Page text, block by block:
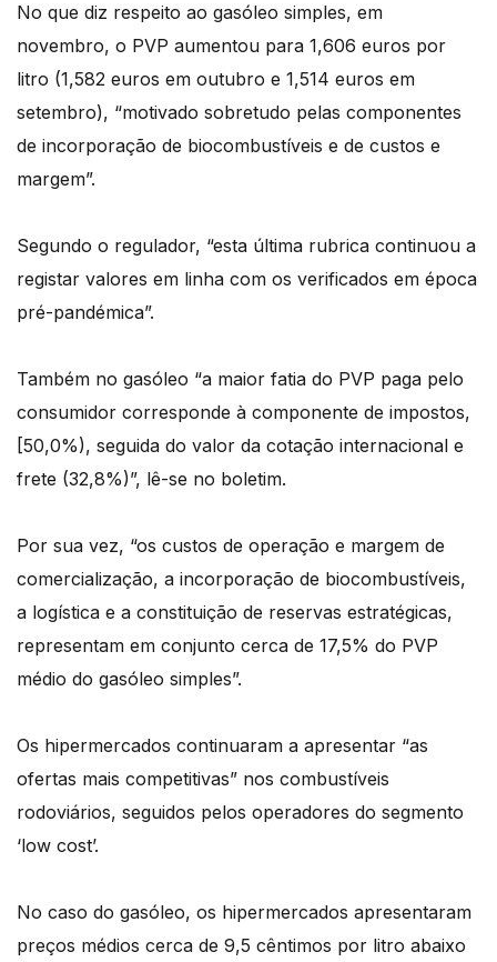
No que diz respeito ao gasóleo simples, em
novembro, o PVP aumentou para 1,606 euros por
litro (1,582 euros em outubro e 1,514 euros em
setembro), “motivado sobretudo pelas componentes
de incorporação de biocombustíveis e de custos e
margem”.
Segundo o regulador, “esta última rubrica continuou a
registar valores em linha com os verificados em época
pré-pandémica”.
Também no gasóleo “a maior fatia do PVP paga pelo
consumidor corresponde à componente de impostos,
[50,0%), seguida do valor da cotação internacional e
frete (32,8%)”, lê-se no boletim.
Por sua vez, “os custos de operação e margem de
comercialização, a incorporação de biocombustíveis,
a logística e a constituição de reservas estratégicas,
representam em conjunto cerca de 17,5% do PVP
médio do gasóleo simples”.
Os hipermercados continuaram a apresentar “as
ofertas mais competitivas” nos combustíveis
rodoviários, seguidos pelos operadores do segmento
‘low cost’.
No caso do gasóleo, os hipermercados apresentaram
preços médios cerca de 9,5 cêntimos por litro abaixo